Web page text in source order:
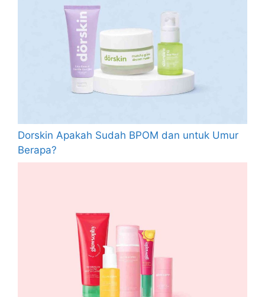
Dorskin Apakah Sudah BPOM dan untuk Umur
Berapa?